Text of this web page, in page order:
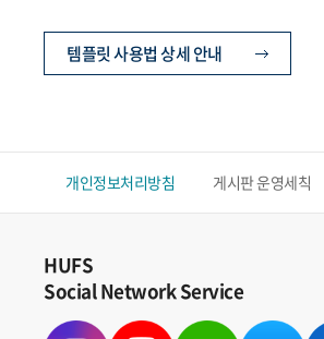
템플릿 사용법 상세 안내
개인정보처리방침 게시판 운영세칙
HUFS
Social Network Service